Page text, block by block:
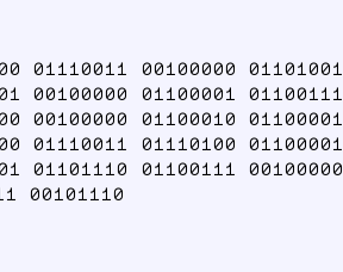
01110011 00100000 01101001
00100000 01100001 01100111
00100000 01100010 01100001
01110011 01110100 01100001
01101110 01100111 00100000
00101110